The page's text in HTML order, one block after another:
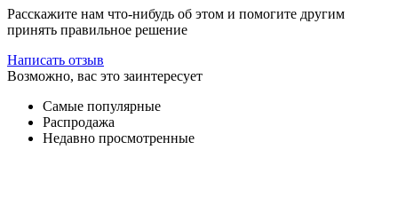
Расскажите нам что-нибудь об этом и помогите другим
принять правильное решение
Написать отзыв
Возможно, вас это заинтересует
Самые популярные
Распродажа
Недавно просмотренные